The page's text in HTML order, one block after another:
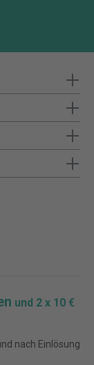
und 2 x 10 €
nach Einlösung